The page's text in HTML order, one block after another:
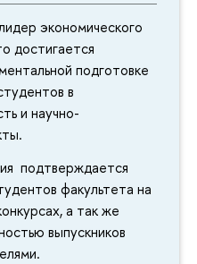
экономического
достигается
подготовке
в
и научно-
подтверждается
факультета на
а так же
выпускников